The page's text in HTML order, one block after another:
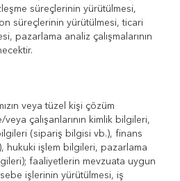
süreçlerinin yürütülmesi,
süreçlerinin yürütülmesi, ticari
pazarlama analiz çalışmalarının
veya tüzel kişi çözüm
veya çalışanlarının kimlik bilgileri,
(sipariş bilgisi vb.), finans
hukuki işlem bilgileri, pazarlama
faaliyetlerin mevzuata uygun
işlerinin yürütülmesi, iş